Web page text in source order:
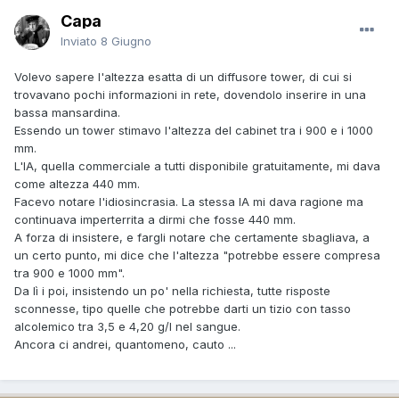
Capa
Inviato 8 Giugno
Volevo sapere l'altezza esatta di un diffusore tower, di cui si
trovavano pochi informazioni in rete, dovendolo inserire in una
bassa mansardina.
Essendo un tower stimavo l'altezza del cabinet tra i 900 e i 1000
mm.
L'IA, quella commerciale a tutti disponibile gratuitamente, mi dava
come altezza 440 mm.
Facevo notare l'idiosincrasia. La stessa IA mi dava ragione ma
continuava imperterrita a dirmi che fosse 440 mm.
A forza di insistere, e fargli notare che certamente sbagliava, a
un certo punto, mi dice che l'altezza "potrebbe essere compresa
tra 900 e 1000 mm".
Da lì i poi, insistendo un po' nella richiesta, tutte risposte
sconnesse, tipo quelle che potrebbe darti un tizio con tasso
alcolemico tra 3,5 e 4,20 g/l nel sangue.
Ancora ci andrei, quantomeno, cauto ...